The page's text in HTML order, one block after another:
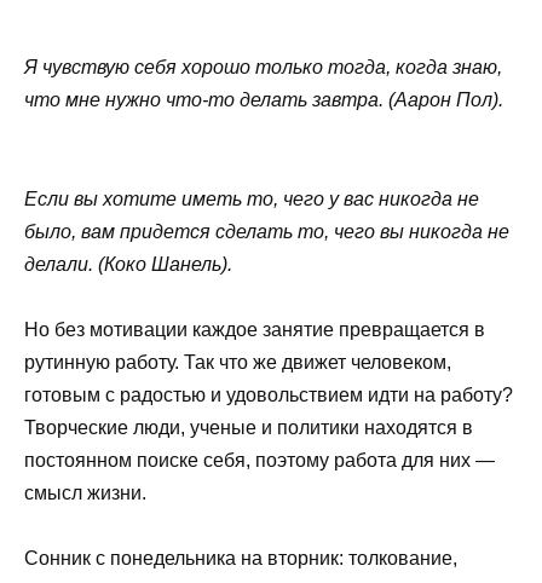
Я чувствую себя хорошо только тогда, когда знаю,
что мне нужно что-то делать завтра. (Аарон Пол).
Если вы хотите иметь то, чего у вас никогда не
было, вам придется сделать то, чего вы никогда не
делали. (Коко Шанель).
Но без мотивации каждое занятие превращается в
рутинную работу. Так что же движет человеком,
готовым с радостью и удовольствием идти на работу?
Творческие люди, ученые и политики находятся в
постоянном поиске себя, поэтому работа для них —
смысл жизни.
Сонник с понедельника на вторник: толкование,